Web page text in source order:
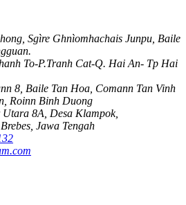
Sgìre Ghnìomhachais Junpu, Baile
To-P.Tranh Cat-Q. Hai An- Tp Hai
8, Baile Tan Hoa, Comann Tan Vinh
Roinn Binh Duong
8A, Desa Klampok,
Jawa Tengah